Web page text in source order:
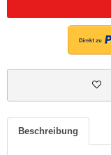
Beschreibung